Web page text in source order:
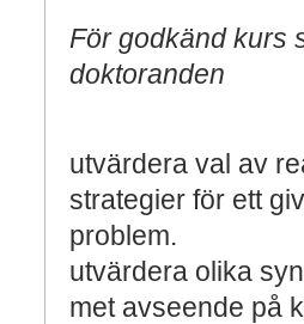
För godkänd kurs
doktoranden
utvärdera val av
strategier för ett
problem.
utvärdera olika
met avseende på